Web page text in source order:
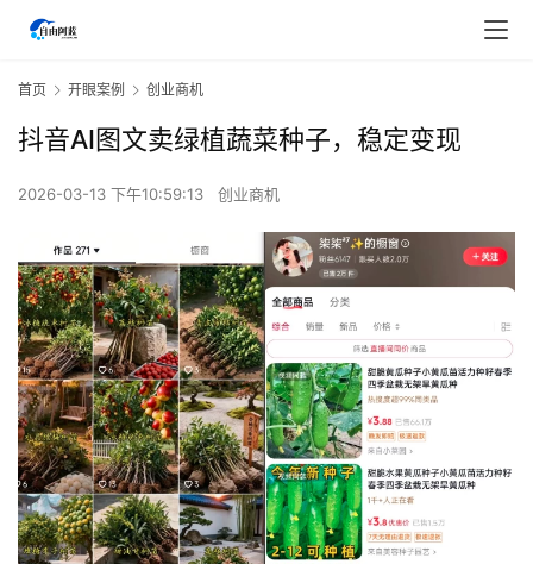
首页 开眼案例 创业商机
抖音AI图文卖绿植蔬菜种子，稳定变现
2026-03-13 下午10:59:13 创业商机